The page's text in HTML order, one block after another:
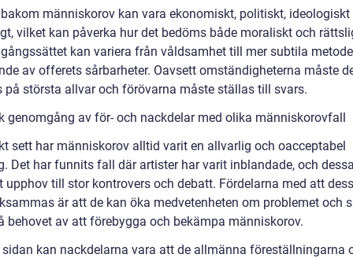
människorov kan vara ekonomiskt, politiskt, ideologiskt
vilket kan påverka hur det bedöms både moraliskt och
kan variera från våldsamhet till mer subtila
av offerets sårbarheter. Oavsett omständigheterna måste
på största allvar och förövarna måste ställas till svars.
genomgång av för- och nackdelar med olika människorovfall
sett har människorov alltid varit en allvarlig och oacceptabel
Det har funnits fall där artister har varit inblandade, och
upphov till stor kontrovers och debatt. Fördelarna med att
är att de kan öka medvetenheten om problemet och
behovet av att förebygga och bekämpa människorov.
sidan kan nackdelarna vara att de allmänna föreställningarna